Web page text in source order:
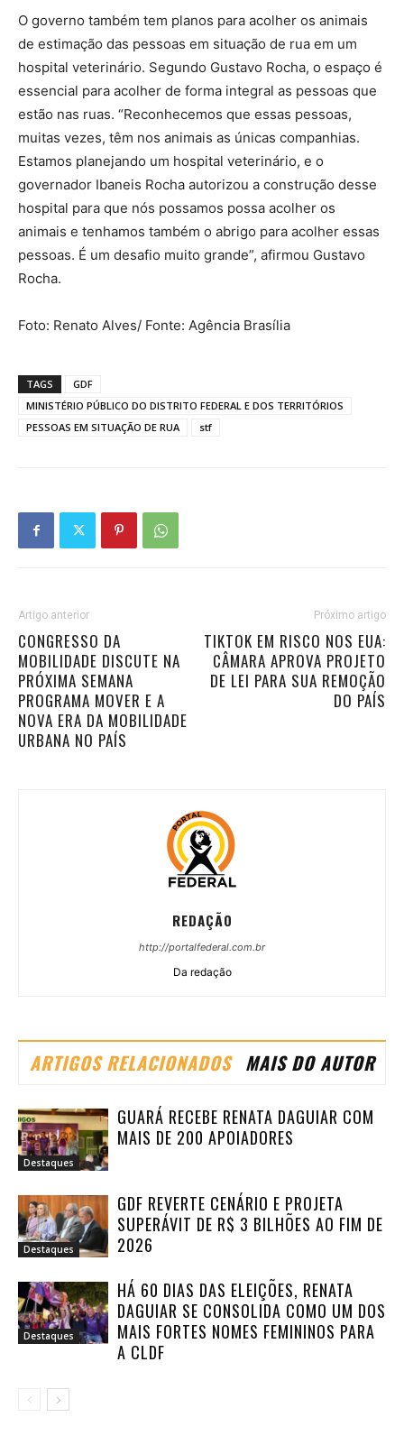
O governo também tem planos para acolher os animais
de estimação das pessoas em situação de rua em um
hospital veterinário. Segundo Gustavo Rocha, o espaço é
essencial para acolher de forma integral as pessoas que
estão nas ruas. “Reconhecemos que essas pessoas,
muitas vezes, têm nos animais as únicas companhias.
Estamos planejando um hospital veterinário, e o
governador Ibaneis Rocha autorizou a construção desse
hospital para que nós possamos possa acolher os
animais e tenhamos também o abrigo para acolher essas
pessoas. É um desafio muito grande”, afirmou Gustavo
Rocha.
Foto: Renato Alves/ Fonte: Agência Brasília
TAGS
GDF
MINISTÉRIO PÚBLICO DO DISTRITO FEDERAL E DOS TERRITÓRIOS
PESSOAS EM SITUAÇÃO DE RUA
stf
Artigo anterior
CONGRESSO DA
MOBILIDADE DISCUTE NA
PRÓXIMA SEMANA
PROGRAMA MOVER E A
NOVA ERA DA MOBILIDADE
URBANA NO PAÍS
Próximo artigo
TIKTOK EM RISCO NOS EUA:
CÂMARA APROVA PROJETO
DE LEI PARA SUA REMOÇÃO
DO PAÍS
REDAÇÃO
http://portalfederal.com.br
Da redação
ARTIGOS RELACIONADOS MAIS DO AUTOR
Destaques
GUARÁ RECEBE RENATA DAGUIAR COM
MAIS DE 200 APOIADORES
Destaques
GDF REVERTE CENÁRIO E PROJETA
SUPERÁVIT DE R$ 3 BILHÕES AO FIM DE
2026
Destaques
HÁ 60 DIAS DAS ELEIÇÕES, RENATA
DAGUIAR SE CONSOLIDA COMO UM DOS
MAIS FORTES NOMES FEMININOS PARA
A CLDF